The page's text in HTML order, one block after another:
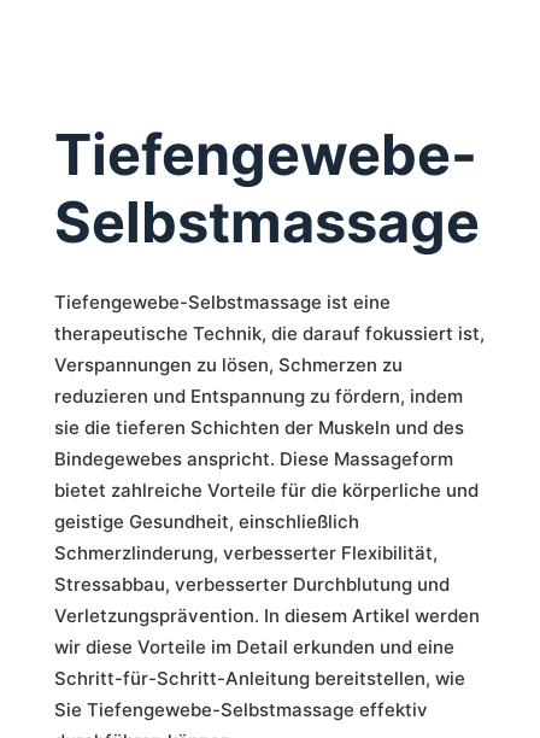
Tiefengewebe-
Selbstmassage
Tiefengewebe-Selbstmassage ist eine
therapeutische Technik, die darauf fokussiert ist,
Verspannungen zu lösen, Schmerzen zu
reduzieren und Entspannung zu fördern, indem
sie die tieferen Schichten der Muskeln und des
Bindegewebes anspricht. Diese Massageform
bietet zahlreiche Vorteile für die körperliche und
geistige Gesundheit, einschließlich
Schmerzlinderung, verbesserter Flexibilität,
Stressabbau, verbesserter Durchblutung und
Verletzungsprävention. In diesem Artikel werden
wir diese Vorteile im Detail erkunden und eine
Schritt-für-Schritt-Anleitung bereitstellen, wie
Sie Tiefengewebe-Selbstmassage effektiv